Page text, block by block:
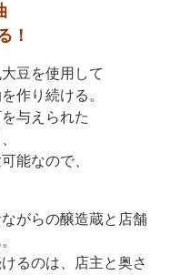
！
豆を使用して
作り続ける。
与えられた
能なので、
がらの醸造蔵と店舗
るのは、店主と奥さ